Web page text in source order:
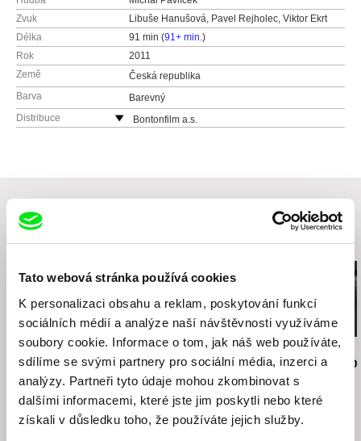
Tato webová stránka používá cookies
K personalizaci obsahu a reklam, poskytování funkcí
sociálních médií a analýze naší návštěvnosti využíváme
soubory cookie. Informace o tom, jak náš web používáte,
sdílíme se svými partnery pro sociální média, inzerci a
analýzy. Partneři tyto údaje mohou zkombinovat s
dalšími informacemi, které jste jim poskytli nebo které
získali v důsledku toho, že používáte jejich služby.
Zvuk
Libuše Hanušová, Pavel Rejholec, Viktor Ekrt
Délka
91 min (91+ min.)
Rok
2011
Země
Česká republika
Barva
Barevný
Distribuce
Bontonfilm a.s.
Související filmy (20)
Jiří Menzel
Na samotě u lesa
Nikolas Sand
léto09
Martin Hollý
Případ pro